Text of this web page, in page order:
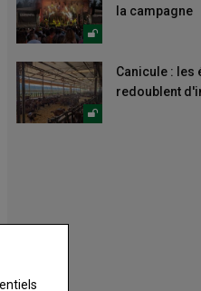
la campagne
Canicule : les
redoublent